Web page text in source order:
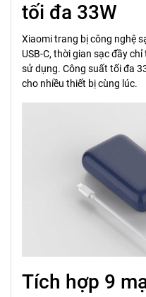
tối đa 33W
Xiaomi trang bị công nghệ
USB-C, thời gian sạc đầy
sử dụng. Công suất tối đa
cho nhiều thiết bị cùng lúc.
Tích hợp 9